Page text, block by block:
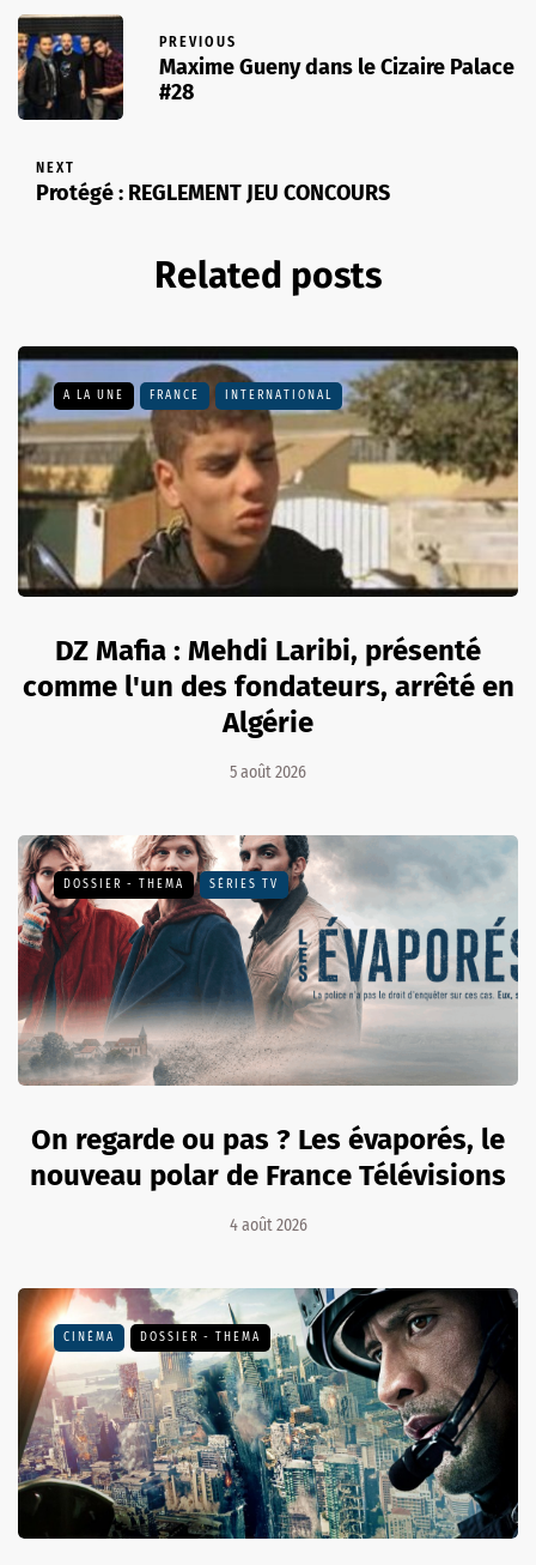
PREVIOUS
Maxime Gueny dans le Cizaire Palace
#28
NEXT
Protégé : REGLEMENT JEU CONCOURS
Related posts
A LA UNE FRANCE INTERNATIONAL
DZ Mafia : Mehdi Laribi, présenté
comme l'un des fondateurs, arrêté en
Algérie
5 août 2026
DOSSIER - THEMA SÉRIES TV
On regarde ou pas ? Les évaporés, le
nouveau polar de France Télévisions
4 août 2026
CINÉMA DOSSIER - THEMA